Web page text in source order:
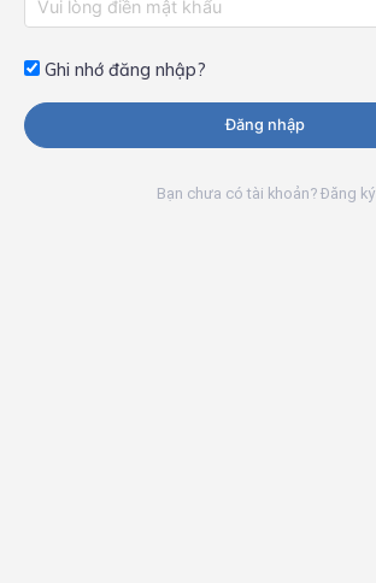
Ghi nhớ đăng nhập?
Đăng nhập
Bạn chưa có tài khoản? Đăng ký